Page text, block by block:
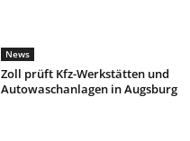
News
Zoll prüft Kfz-Werkstätten und
Autowaschanlagen in Augsburg